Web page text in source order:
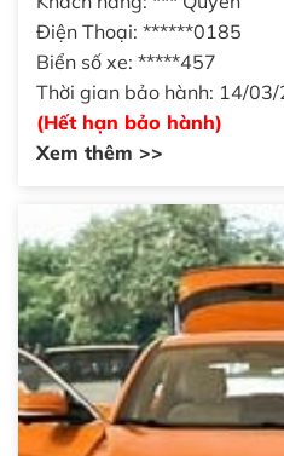
Điện Thoại: ******0185
Biển số xe: *****457
Thời gian bảo hành: 14/
(Hết hạn bảo hành)
Xem thêm >>